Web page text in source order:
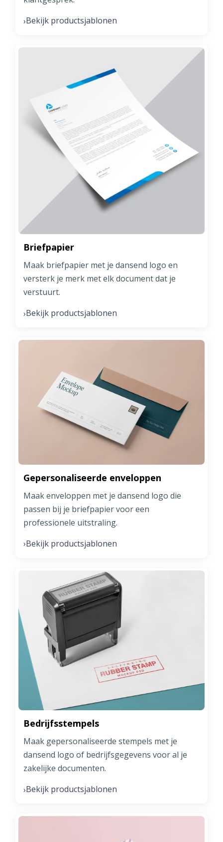
›Bekijk productsjablonen
Briefpapier
Maak briefpapier met je dansend logo en
versterk je merk met elk document dat je
verstuurt.
›Bekijk productsjablonen
Gepersonaliseerde enveloppen
Maak enveloppen met je dansend logo die
passen bij je briefpapier voor een
professionele uitstraling.
›Bekijk productsjablonen
Bedrijfsstempels
Maak gepersonaliseerde stempels met je
dansend logo of bedrijfsgegevens voor al je
zakelijke documenten.
›Bekijk productsjablonen